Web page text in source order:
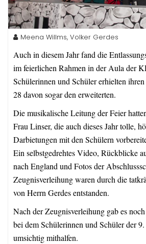
Meena Willms, Volker Gerdes
Auch in diesem Jahr fand die
im feierlichen Rahmen in der Aula der
Schülerinnen und Schüler erhielten
28 davon sogar den erweiterten.
Die musikalische Leitung der Feier
Frau Linser, die auch dieses Jahr tolle,
Darbietungen mit den Schülern
Ein selbstgedrehtes Video, Rückblicke
nach England und Fotos der
Zeugnisverleihung waren durch die
von Herrn Gerdes entstanden.
Nach der Zeugnisverleihung gab es
bei dem Schülerinnen und Schüler der
umsichtig mithalfen.